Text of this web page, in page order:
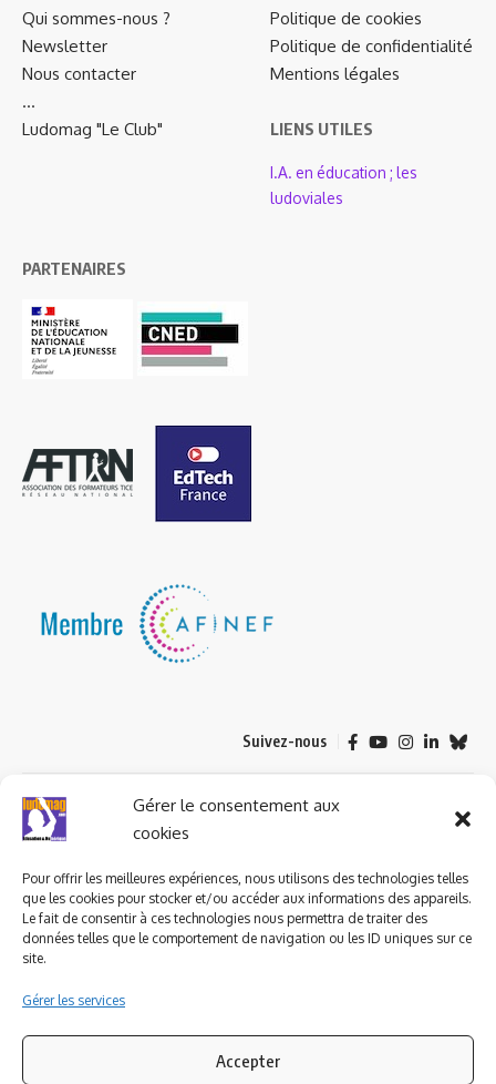
Gérer le consentement aux
cookies
Pour offrir les meilleures expériences, nous utilisons des technologies telles
que les cookies pour stocker et/ou accéder aux informations des appareils.
Le fait de consentir à ces technologies nous permettra de traiter des
données telles que le comportement de navigation ou les ID uniques sur ce
site.
Gérer les services
Accepter
Qui sommes-nous ?
Newsletter
Nous contacter
…
Ludomag "Le Club"
Politique de cookies
Politique de confidentialité
Mentions légales
LIENS UTILES
I.A. en éducation ; les
ludoviales
PARTENAIRES
Suivez-nous
© 2023 ludomag.com édité et géré par WOOMEET SAS, powered by